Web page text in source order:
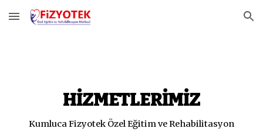
Skip to main content Skip to navigation
HİZMETLERİMİZ
Kumluca Fizyotek Özel Eğitim ve Rehabilitasyon